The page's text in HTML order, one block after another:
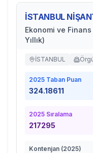
İSTANBUL
Ekonomi ve
Yıllık)
İSTANBUL
2025 Taban Puan
324.18611
2025 Sıralama
217295
Kontenjan (2025)